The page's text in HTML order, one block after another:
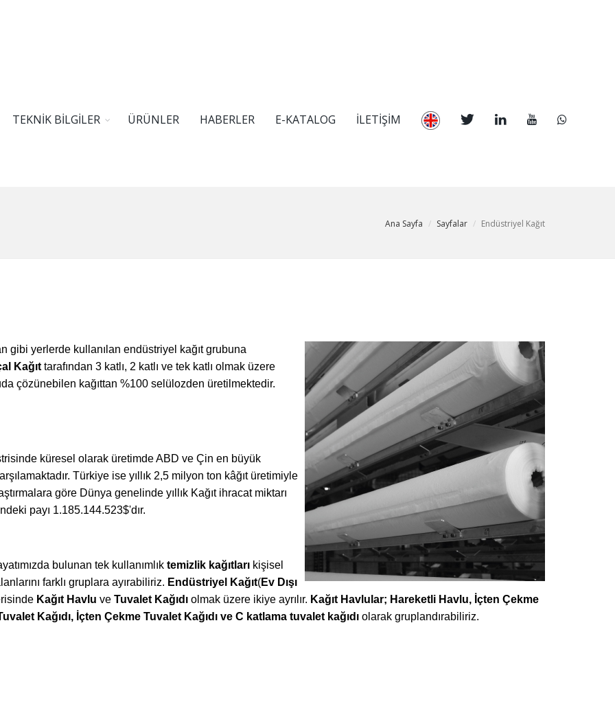
TEKNİK BİLGİLER ÜRÜNLER HABERLER E-KATALOG İLETİŞİM
Ana Sayfa Sayfalar Endüstriyel Kağıt
gibi yerlerde kullanılan endüstriyel kağıt grubuna
Kağıt tarafından 3 katlı, 2 katlı ve tek katlı olmak üzere
çözünebilen kağıttan %100 selülozden üretilmektedir.
küresel olarak üretimde ABD ve Çin en büyük
Türkiye ise yıllık 2,5 milyon ton kâğıt üretimiyle
göre Dünya genelinde yıllık Kağıt ihracat miktarı
payı 1.185.144.523$'dır.
bulunan tek kullanımlık temizlik kağıtları kişisel
farklı gruplara ayırabiliriz. Endüstriyel Kağıt(Ev Dışı
Kağıt Havlu ve Tuvalet Kağıdı olmak üzere ikiye ayrılır. Kağıt Havlular; Hareketli Havlu, İçten Çekme
Kağıdı, İçten Çekme Tuvalet Kağıdı ve C katlama tuvalet kağıdı olarak gruplandırabiliriz.